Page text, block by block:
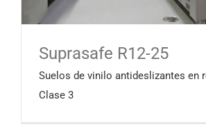
Suprasafe R12-25
Suelos de vinilo antideslizantes en
Clase 3